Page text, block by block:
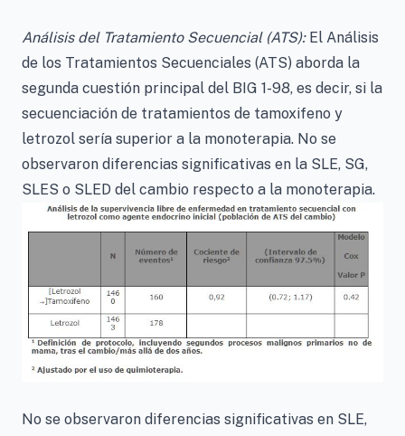
Análisis del Tratamiento Secuencial (ATS):El Análisis
de los Tratamientos Secuenciales (ATS) aborda la
segunda cuestión principal del BIG 1-98, es decir, si la
secuenciación de tratamientos de tamoxifeno y
letrozol sería superior a la monoterapia. No se
observaron diferencias significativas en la SLE, SG,
SLES o SLED del cambio respecto a la monoterapia.
No se observaron diferencias significativas en SLE,